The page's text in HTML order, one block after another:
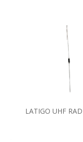
LATIGO UHF